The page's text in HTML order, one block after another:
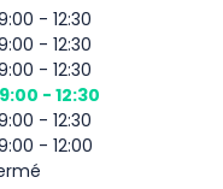
- 12:30
- 12:30
- 12:30
- 12:30
- 12:30
- 12:00